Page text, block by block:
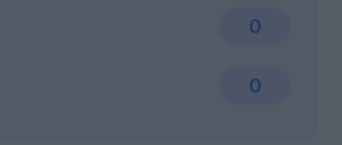
0
0